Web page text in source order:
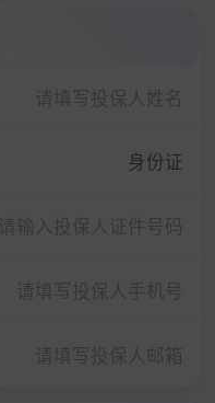
身份证